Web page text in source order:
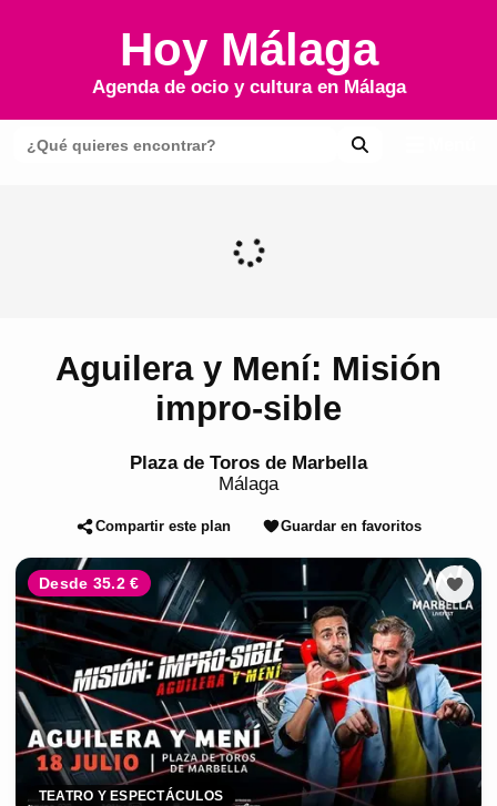
Hoy Málaga
Agenda de ocio y cultura en Málaga
Aguilera y Mení: Misión
impro-sible
Plaza de Toros de Marbella
Málaga
Compartir este plan Guardar en favoritos
Desde 35.2 €
TEATRO Y ESPECTÁCULOS